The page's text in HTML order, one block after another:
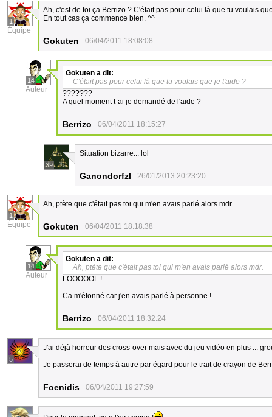
1
Équipe
Ah, c'est de toi ça Berrizo ? C'était pas pour celui là que tu voulais
En tout cas ça commence bien. ^^
Gokuten 06/04/2011 18:08:08
14
Auteur
Gokuten a dit:
C'était pas pour celui là que tu voulais que je t'aide ?
???????
A quel moment t-ai je demandé de l'aide ?
Berrizo 06/04/2011 18:15:27
39
Situation bizarre... lol
Ganondorfzl 26/01/2013 20:23:20
1
Équipe
Ah, ptète que c'était pas toi qui m'en avais parlé alors mdr.
Gokuten 06/04/2011 18:18:38
14
Auteur
Gokuten a dit:
Ah, ptète que c'était pas toi qui m'en avais parlé alors mdr.
LOOOOOL !
Ca m'étonné car j'en avais parlé à personne !
Berrizo 06/04/2011 18:32:24
5
J'ai déjà horreur des cross-over mais avec du jeu vidéo en plus ...
Je passerai de temps à autre par égard pour le trait de crayon de
Foenidis 06/04/2011 19:27:59